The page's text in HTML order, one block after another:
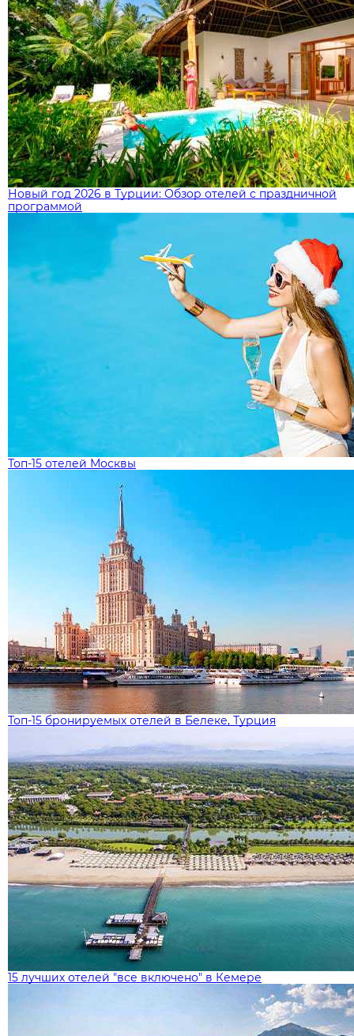
Новый год 2026 в Турции: Обзор отелей с праздничной
программой
Топ-15 отелей Москвы
Топ-15 бронируемых отелей в Белеке, Турция
15 лучших отелей "все включено" в Кемере